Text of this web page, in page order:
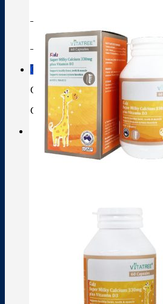
Thành phần thuốc
Giỏ hàng
Giỏ hàng
Chưa có sản phẩm trong giỏ hàng.